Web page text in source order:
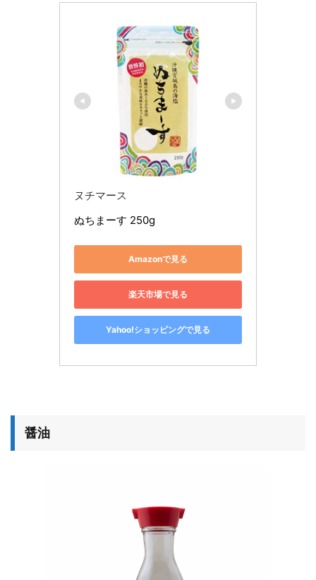
ヌチマース
ぬちまーす 250g
Amazonで見る
楽天市場で見る
Yahoo!ショッピングで見る
醤油